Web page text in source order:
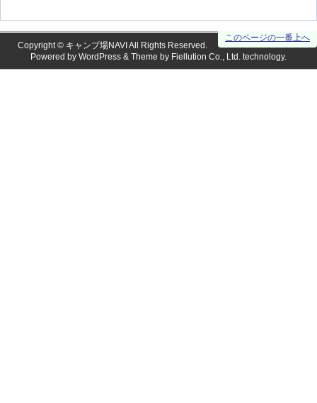
このページの一番上へ
Copyright © キャンプ場NAVI All Rights Reserved.
Powered by WordPress & Theme by Fiellution Co., Ltd. technology.